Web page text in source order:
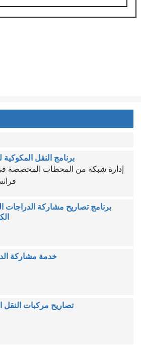
برنامج النقل المكوكية
إدارة شبكة من المحطات المخصصة
برنامج تصاريح مشاركة الدراجات
خدمة مشاركة
تصاريح مركبات النقل